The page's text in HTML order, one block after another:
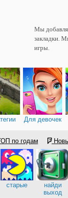
Мы
закладки.
игры.
Для девочек
по годам
старые
найди
выход